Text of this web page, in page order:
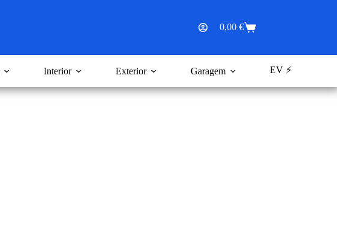
Carrinho
compras
0,00 €
Interior Exterior Garagem EV ⚡